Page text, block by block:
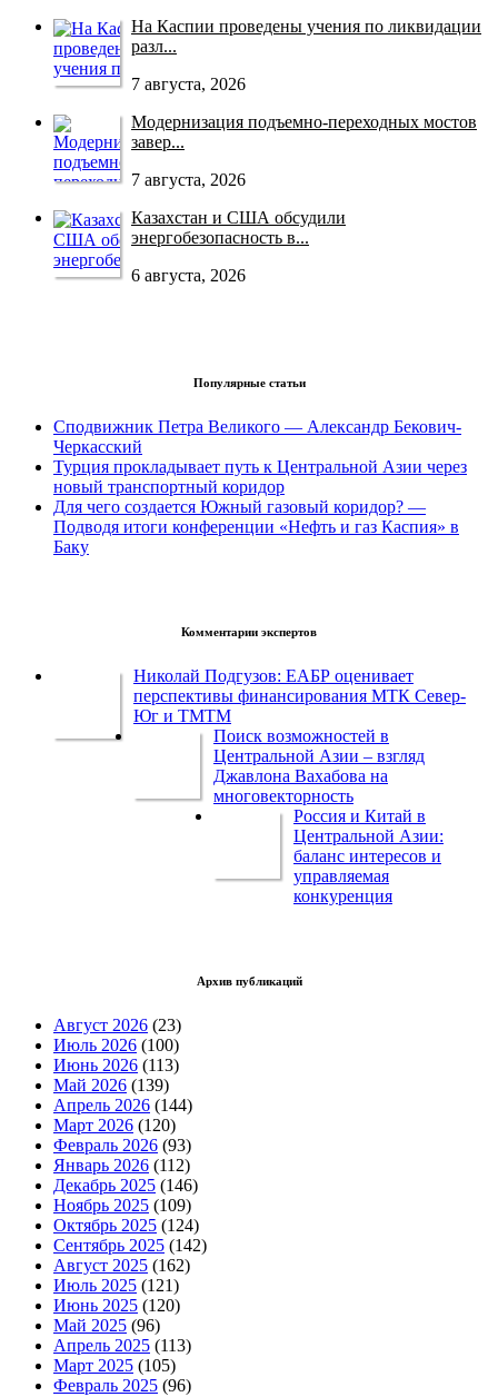
На Каспии проведены учения по ликвидации
разл...
7 августа, 2026
Модернизация подъемно-переходных мостов
завер...
7 августа, 2026
Казахстан и США обсудили
энергобезопасность в...
6 августа, 2026
Популярные статьи
Сподвижник Петра Великого — Александр Бекович-
Черкасский
Турция прокладывает путь к Центральной Азии через
новый транспортный коридор
Для чего создается Южный газовый коридор? —
Подводя итоги конференции «Нефть и газ Каспия» в
Баку
Комментарии экспертов
Николай Подгузов: ЕАБР оценивает
перспективы финансирования МТК Север-
Юг и ТМТМ
Поиск возможностей в
Центральной Азии – взгляд
Джавлона Вахабова на
многовекторность
Россия и Китай в
Центральной Азии:
баланс интересов и
управляемая
конкуренция
Архив публикаций
Август 2026 (23)
Июль 2026 (100)
Июнь 2026 (113)
Май 2026 (139)
Апрель 2026 (144)
Март 2026 (120)
Февраль 2026 (93)
Январь 2026 (112)
Декабрь 2025 (146)
Ноябрь 2025 (109)
Октябрь 2025 (124)
Сентябрь 2025 (142)
Август 2025 (162)
Июль 2025 (121)
Июнь 2025 (120)
Май 2025 (96)
Апрель 2025 (113)
Март 2025 (105)
Февраль 2025 (96)